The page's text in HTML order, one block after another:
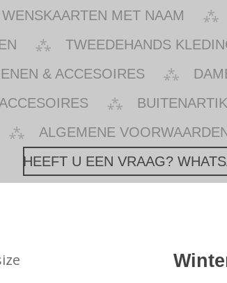
WENSKAARTEN MET NAAM
TWEEDEHANDS
& ACCESOIRES
ALGEMENE
HEEFT U EEN VRAAG?